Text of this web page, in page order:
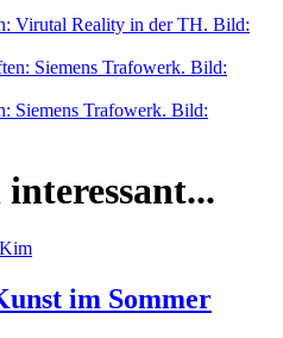
Virutal Reality in der TH. Bild:
Siemens Trafowerk. Bild:
im Sommer